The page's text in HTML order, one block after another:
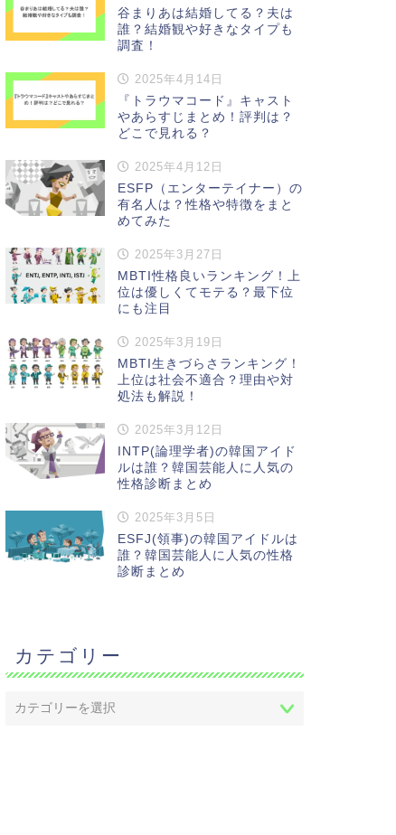
谷まりあは結婚してる？夫は
誰？結婚観や好きなタイプも
調査！
2025年4月14日
『トラウマコード』キャスト
やあらすじまとめ！評判は？
どこで見れる？
2025年4月12日
ESFP（エンターテイナー）の
有名人は？性格や特徴をまと
めてみた
2025年3月27日
MBTI性格良いランキング！上
位は優しくてモテる？最下位
にも注目
2025年3月19日
MBTI生きづらさランキング！
上位は社会不適合？理由や対
処法も解説！
2025年3月12日
INTP(論理学者)の韓国アイド
ルは誰？韓国芸能人に人気の
性格診断まとめ
2025年3月5日
ESFJ(領事)の韓国アイドルは
誰？韓国芸能人に人気の性格
診断まとめ
カテゴリー